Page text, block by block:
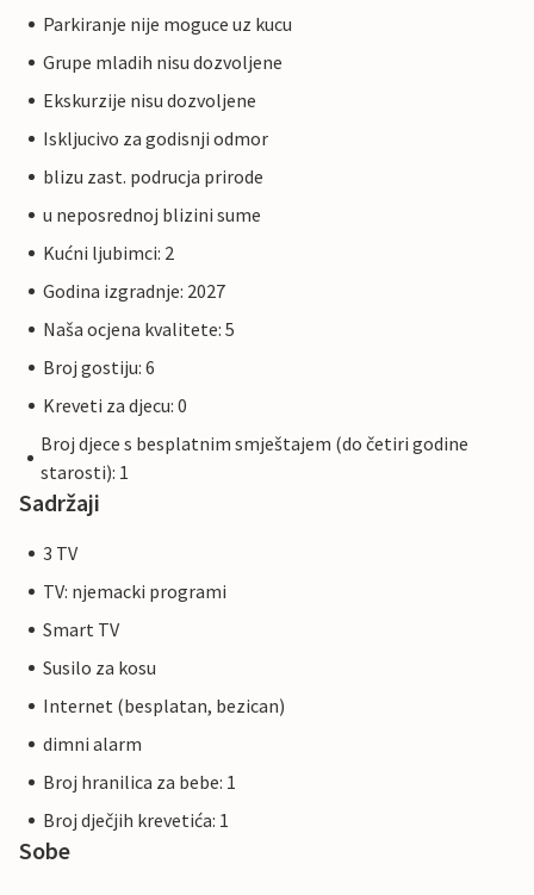
Parkiranje nije moguce uz kucu
Grupe mladih nisu dozvoljene
Ekskurzije nisu dozvoljene
Iskljucivo za godisnji odmor
blizu zast. podrucja prirode
u neposrednoj blizini sume
Kućni ljubimci: 2
Godina izgradnje: 2027
Naša ocjena kvalitete: 5
Broj gostiju: 6
Kreveti za djecu: 0
Broj djece s besplatnim smještajem (do četiri godine
starosti): 1
Sadržaji
3 TV
TV: njemacki programi
Smart TV
Susilo za kosu
Internet (besplatan, bezican)
dimni alarm
Broj hranilica za bebe: 1
Broj dječjih krevetića: 1
Sobe